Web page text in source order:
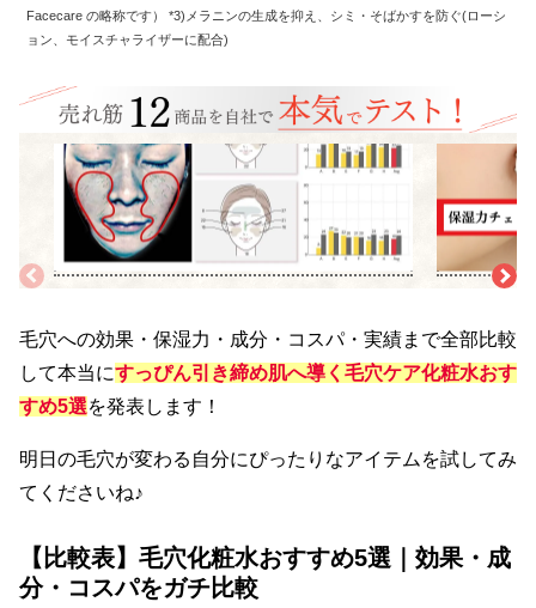
Facecare の略称です） *3)メラニンの生成を抑え、シミ・そばかすを防ぐ(ローシ
ョン、モイスチャライザーに配合)
検証1
<毛穴ケア度>
専門カメラで化粧水の使用後の肌状況を分析。黒ずみ・詰ま
り・開き・毛穴などにアプローチしているかチェック。また、
保湿・シミ・シワ・たるみなどのエイジング効果もあるか検
証。
水分保持チェッ
測。1時間後の
◎と判断。
毛穴への効果・保湿力・成分・コスパ・実績まで全部比較
して本当にすっぴん引き締め肌へ導く毛穴ケア化粧水おす
すめ5選を発表します！
明日の毛穴が変わる自分にぴったりなアイテムを試してみ
てくださいね♪
【比較表】毛穴化粧水おすすめ5選｜効果・成
分・コスパをガチ比較